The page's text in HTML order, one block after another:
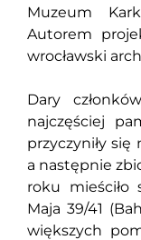
Muzeum
Autorem
wrocławski
Dary
najczęściej
przyczyniły
a następnie
roku mieściło
Maja 39/41
większych